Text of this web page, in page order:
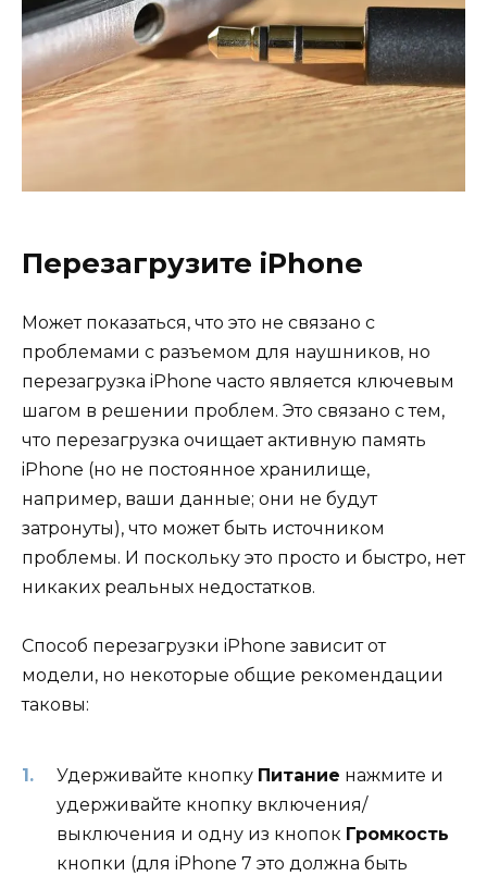
Перезагрузите iPhone
Может показаться, что это не связано с
проблемами с разъемом для наушников, но
перезагрузка iPhone часто является ключевым
шагом в решении проблем. Это связано с тем,
что перезагрузка очищает активную память
iPhone (но не постоянное хранилище,
например, ваши данные; они не будут
затронуты), что может быть источником
проблемы. И поскольку это просто и быстро, нет
никаких реальных недостатков.
Способ перезагрузки iPhone зависит от
модели, но некоторые общие рекомендации
таковы:
Удерживайте кнопку Питание нажмите и
удерживайте кнопку включения/
выключения и одну из кнопок Громкость
кнопки (для iPhone 7 это должна быть